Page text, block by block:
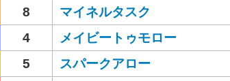
8 マイネルタスク
4 メイビートゥモロー
5 スパークアロー